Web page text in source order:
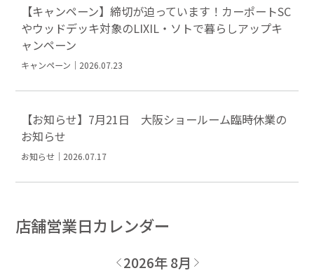
【キャンペーン】締切が迫っています！カーポートSC
やウッドデッキ対象のLIXIL・ソトで暮らしアップキ
ャンペーン
キャンペーン｜2026.07.23
【お知らせ】7月21日 大阪ショールーム臨時休業の
お知らせ
お知らせ｜2026.07.17
店舗営業日カレンダー
2026年 8月